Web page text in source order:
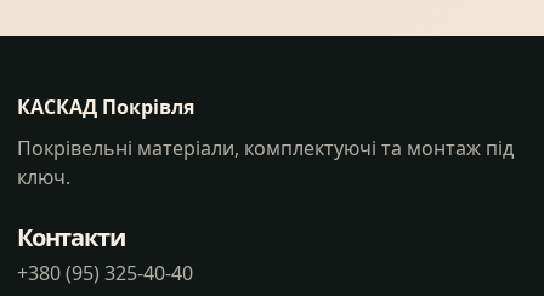
КАСКАД Покрівля
Покрівельні матеріали, комплектуючі та монтаж під
ключ.
Контакти
+380 (95) 325-40-40